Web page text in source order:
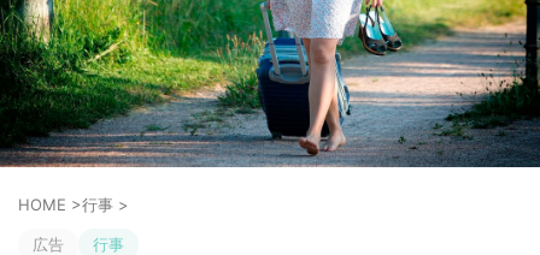
HOME >行事 >
広告 行事